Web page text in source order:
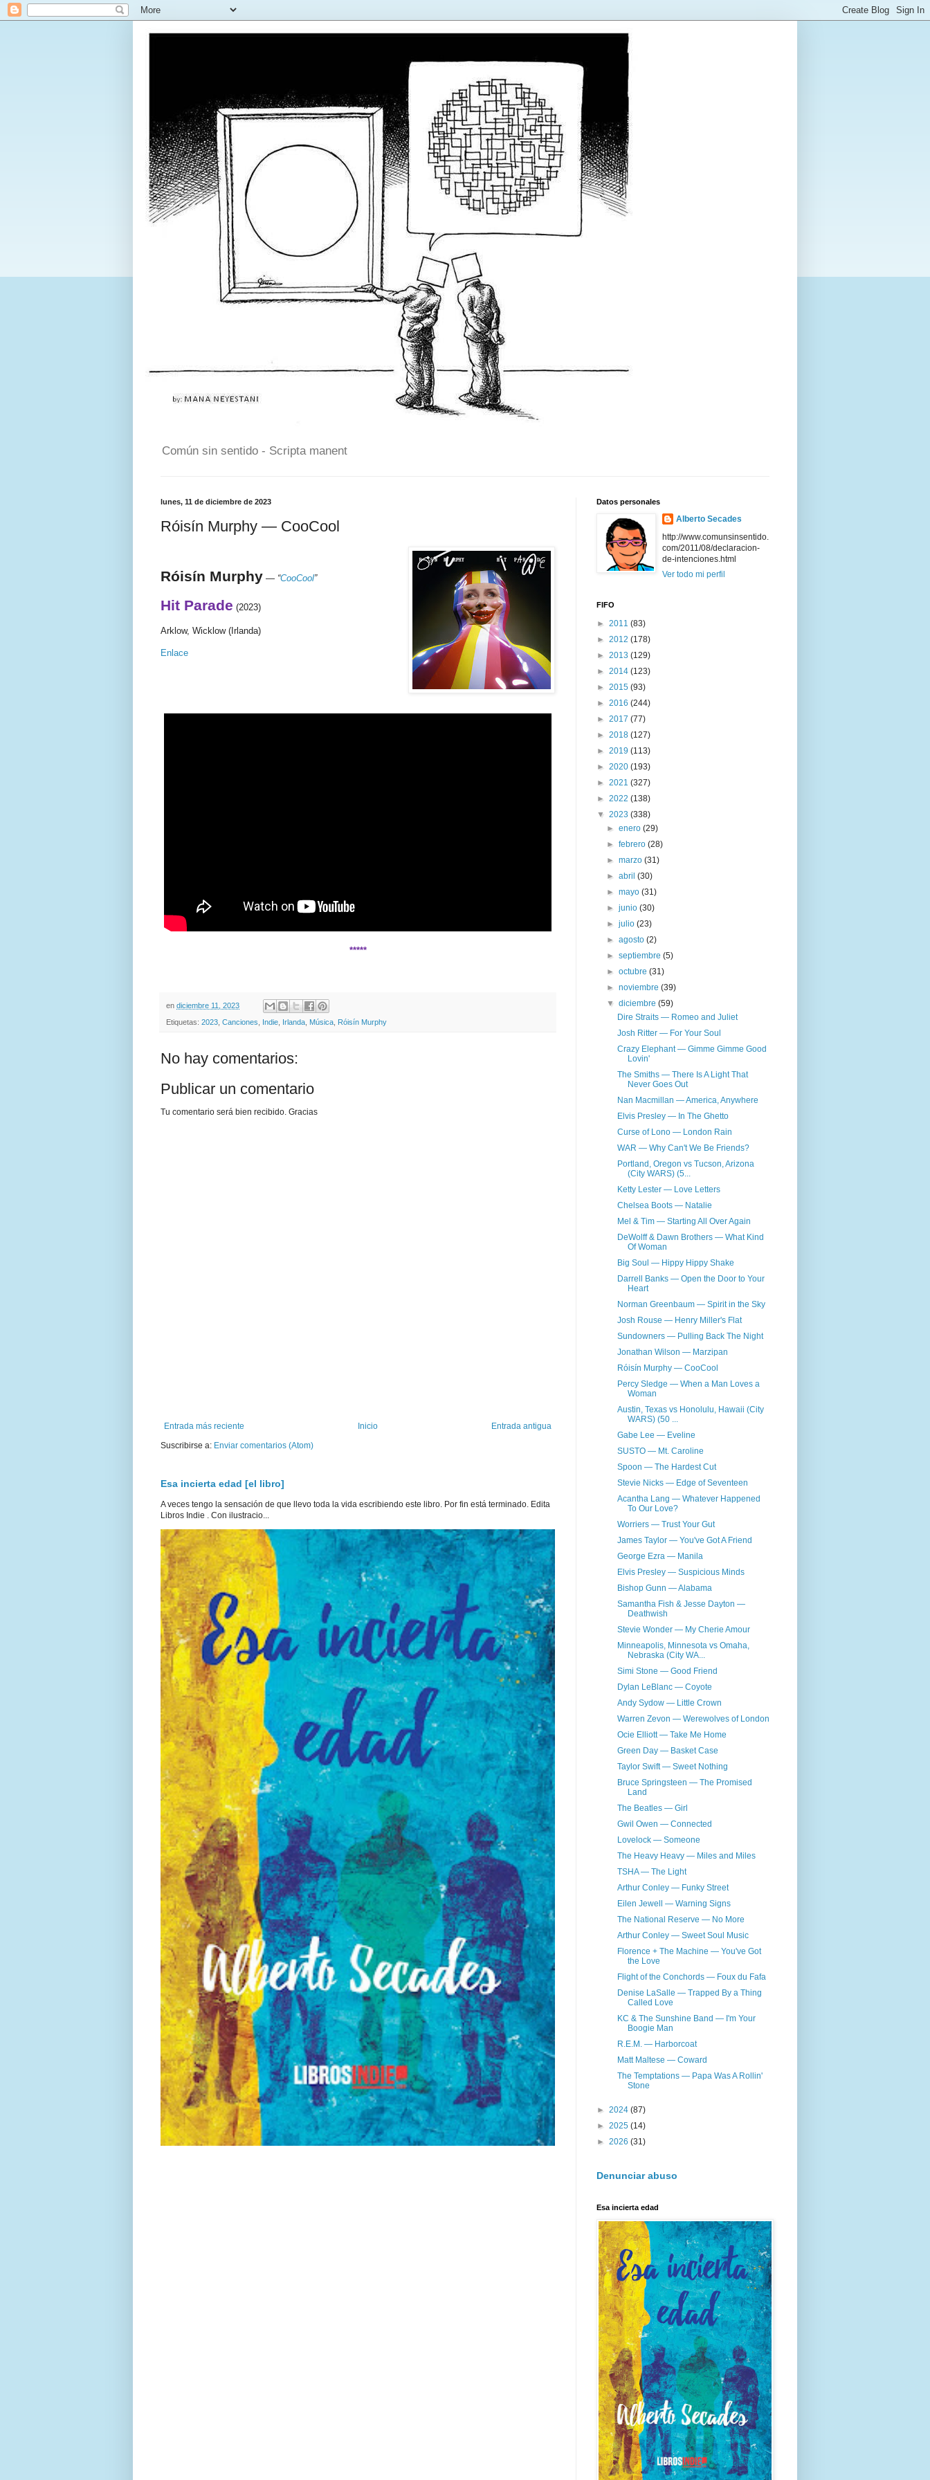
Común sin sentido - Scripta manent
lunes, 11 de diciembre de 2023
Róisín Murphy — CooCool
Róisín Murphy — “CooCool”
Hit Parade (2023)
Arklow, Wicklow (Irlanda)
Enlace
*****
en diciembre 11, 2023
Etiquetas: 2023 Canciones Indie Irlanda Música Róisín Murphy
No hay comentarios:
Publicar un comentario
Tu comentario será bien recibido. Gracias
Entrada más reciente Entrada antigua
Inicio
Suscribirse a: Enviar comentarios (Atom)
Esa incierta edad [el libro]
A veces tengo la sensación de que llevo toda la vida escribiendo este libro. Por fin está terminado. Edita
Libros Indie . Con ilustracio...
Datos personales
Alberto Secades
http://www.comunsinsentido.
com/2011/08/declaracion-
de-intenciones.html
Ver todo mi perfil
FIFO
► 2011 (83)
► 2012 (178)
► 2013 (129)
► 2014 (123)
► 2015 (93)
► 2016 (244)
► 2017 (77)
► 2018 (127)
► 2019 (113)
► 2020 (193)
► 2021 (327)
► 2022 (138)
▼ 2023 (338)
►enero(29)
►febrero(28)
►marzo(31)
►abril(30)
►mayo(31)
►junio(30)
►julio(23)
►agosto(2)
►septiembre(5)
►octubre(31)
►noviembre(39)
▼diciembre(59)
Dire Straits — Romeo and Juliet
Josh Ritter — For Your Soul
Crazy Elephant — Gimme Gimme Good
Lovin'
The Smiths — There Is A Light That
Never Goes Out
Nan Macmillan — America, Anywhere
Elvis Presley — In The Ghetto
Curse of Lono — London Rain
WAR — Why Can't We Be Friends?
Portland, Oregon vs Tucson, Arizona
(City WARS) (5...
Ketty Lester — Love Letters
Chelsea Boots — Natalie
Mel & Tim — Starting All Over Again
DeWolff & Dawn Brothers — What Kind
Of Woman
Big Soul — Hippy Hippy Shake
Darrell Banks — Open the Door to Your
Heart
Norman Greenbaum — Spirit in the Sky
Josh Rouse — Henry Miller's Flat
Sundowners — Pulling Back The Night
Jonathan Wilson — Marzipan
Róisín Murphy — CooCool
Percy Sledge — When a Man Loves a
Woman
Austin, Texas vs Honolulu, Hawaii (City
WARS) (50 ...
Gabe Lee — Eveline
SUSTO — Mt. Caroline
Spoon — The Hardest Cut
Stevie Nicks — Edge of Seventeen
Acantha Lang — Whatever Happened
To Our Love?
Worriers — Trust Your Gut
James Taylor — You've Got A Friend
George Ezra — Manila
Elvis Presley — Suspicious Minds
Bishop Gunn — Alabama
Samantha Fish & Jesse Dayton —
Deathwish
Stevie Wonder — My Cherie Amour
Minneapolis, Minnesota vs Omaha,
Nebraska (City WA...
Simi Stone — Good Friend
Dylan LeBlanc — Coyote
Andy Sydow — Little Crown
Warren Zevon — Werewolves of London
Ocie Elliott — Take Me Home
Green Day — Basket Case
Taylor Swift — Sweet Nothing
Bruce Springsteen — The Promised
Land
The Beatles — Girl
Gwil Owen — Connected
Lovelock — Someone
The Heavy Heavy — Miles and Miles
TSHA — The Light
Arthur Conley — Funky Street
Eilen Jewell — Warning Signs
The National Reserve — No More
Arthur Conley — Sweet Soul Music
Florence + The Machine — You've Got
the Love
Flight of the Conchords — Foux du Fafa
Denise LaSalle — Trapped By a Thing
Called Love
KC & The Sunshine Band — I'm Your
Boogie Man
R.E.M. — Harborcoat
Matt Maltese — Coward
The Temptations — Papa Was A Rollin'
Stone
► 2024 (87)
► 2025 (14)
► 2026 (31)
Denunciar abuso
Esa incierta edad